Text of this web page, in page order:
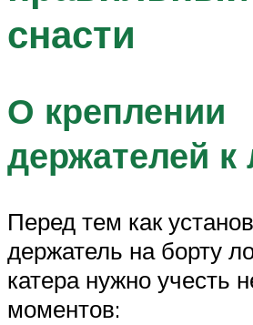
снасти
О креплении
держателей к
Перед тем как
держатель на борту
катера нужно учесть
моментов: